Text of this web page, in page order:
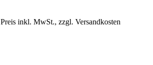
Preis inkl. MwSt., zzgl. Versandkosten